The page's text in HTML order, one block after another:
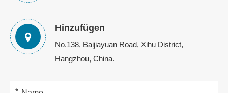
Hinzufügen
No.138, Baijiayuan Road, Xihu District,
Hangzhou, China.